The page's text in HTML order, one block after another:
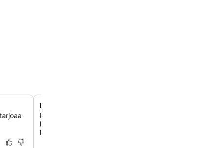
Infinity-ulkoallas
Rentoudu upealla ulkouima-altaalla, jossa on
lepotuoleineen ja baari, tarjoten virkistäviä pulahduksia
kuvankauniita näkymiä Adrianmerelle.